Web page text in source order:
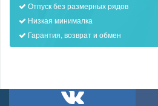
Отпуск без размерных рядов
Низкая минималка
Гарантия, возврат и обмен